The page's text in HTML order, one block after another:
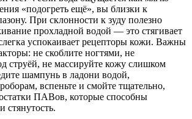
«подогреть ещё», вы близки к
При склонности к зуду полезно
прохладной водой — это стягивает
успокаивает рецепторы кожи. Важны
не скоблите ногтями, не
струёй, не массируйте кожу слишком
шампунь в ладони водой,
вспеньте и смойте тщательно,
ПАВов, которые способны
стянутость.